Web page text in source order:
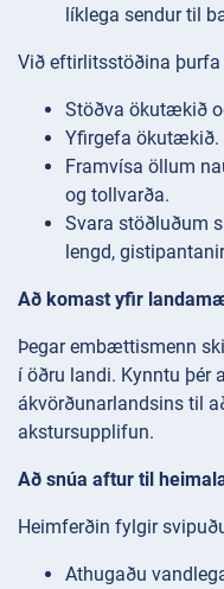
líklega sendur til
Við eftirlitsstöðina
Stöðva ökutækið
Yfirgefa ökutækið.
Framvísa öllum
og tollvarða.
Svara stöðluðum
lengd,
Að komast yfir
Þegar embættismenn
í öðru landi. Kynntu þér
ákvörðunarlandsins til
akstursupplifun.
Að snúa aftur til
Heimferðin fylgir
Athugaðu